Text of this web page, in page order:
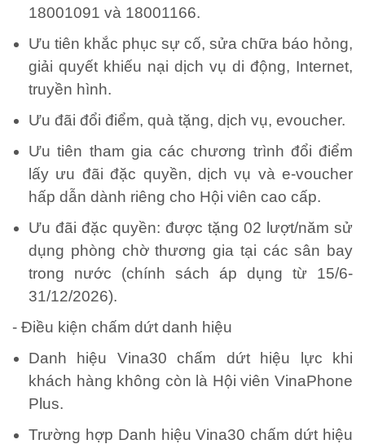
18001091 và 18001166.
Ưu tiên khắc phục sự cố, sửa chữa báo hỏng,
giải quyết khiếu nại dịch vụ di động, Internet,
truyền hình.
Ưu đãi đổi điểm, quà tặng, dịch vụ, evoucher.
Ưu tiên tham gia các chương trình đổi điểm
lấy ưu đãi đặc quyền, dịch vụ và e-voucher
hấp dẫn dành riêng cho Hội viên cao cấp.
Ưu đãi đặc quyền: được tặng 02 lượt/năm sử
dụng phòng chờ thương gia tại các sân bay
trong nước (chính sách áp dụng từ 15/6-
31/12/2026).
- Điều kiện chấm dứt danh hiệu
Danh hiệu Vina30 chấm dứt hiệu lực khi
khách hàng không còn là Hội viên VinaPhone
Plus.
Trường hợp Danh hiệu Vina30 chấm dứt hiệu